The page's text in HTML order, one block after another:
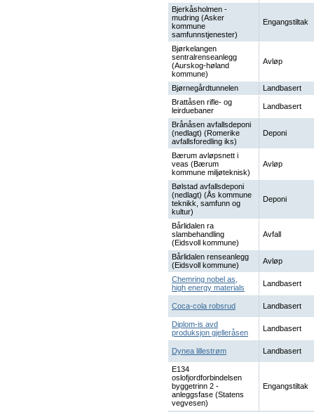
Bjerkåsholmen -
mudring (Asker
kommune
samfunnstjenester)
Engangstiltak
Bjørkelangen
sentralrenseanlegg
(Aurskog-høland
kommune)
Avløp
Bjørnegårdtunnelen
Landbasert
Brattåsen rifle- og
leirduebaner
Landbasert
Brånåsen avfallsdeponi
(nedlagt) (Romerike
avfallsforedling iks)
Deponi
Bærum avløpsnett i
veas (Bærum
kommune miljøteknisk)
Avløp
Bølstad avfallsdeponi
(nedlagt) (Ås kommune
teknikk, samfunn og
kultur)
Deponi
Bårlidalen ra
slambehandling
(Eidsvoll kommune)
Avfall
Bårlidalen renseanlegg
(Eidsvoll kommune)
Avløp
Chemring nobel as,
high energy materials
Landbasert
Coca-cola robsrud Landbasert
Diplom-is avd
produksjon gjelleråsen
Landbasert
Dynea lillestrøm Landbasert
E134
oslofjordforbindelsen
byggetrinn 2 -
anleggsfase (Statens
vegvesen)
Engangstiltak